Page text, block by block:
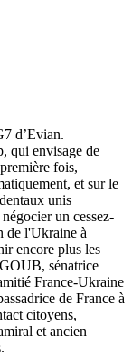
d’Evian.
qui envisage de
fois,
et sur le
unis
un cessez-
de l'Ukraine à
encore plus les
sénatrice
France-Ukraine
de France à
citoyens,
et ancien